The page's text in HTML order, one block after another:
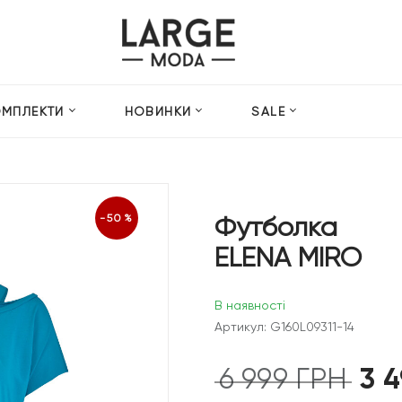
НОВИНКИ SALE
-50%
Футболка
ELENA MIRO
В наявності
Артикул: G160L09311-14
6 999ГРН 3